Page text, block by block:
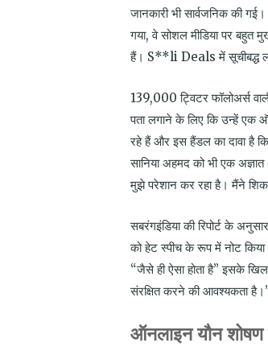
जानकारी भी सार्वजनिक की
गया, वे सोशल मीडिया पर बहुत
हैं। S**li Deals में सूचीबद्ध
139,000 ट्विटर फॉलोअर्स
पता लगाने के लिए कि उन्हें एक
रहे हैं और इस हैंडल का दावा है
सानिया अहमद को भी एक
मुझे परेशान कर रहा है। मैंने
सबरंगइंडिया की रिपोर्ट के
को हेट स्पीच के रूप में नोट
“जैसे ही ऐसा होता है” इसके
संरक्षित करने की आवश्यकता
ऑनलाइन यौन शोषण